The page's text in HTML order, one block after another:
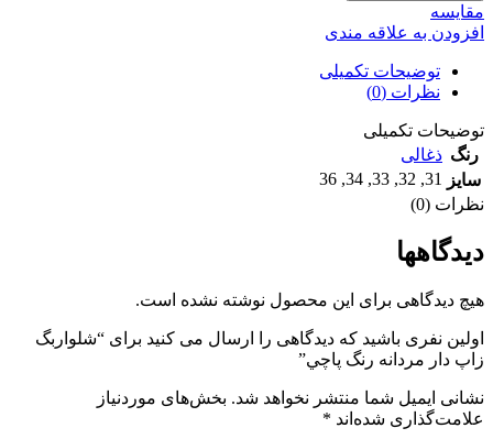
مقايسه
افزودن به علاقه مندی
توضیحات تکمیلی
نظرات (0)
توضیحات تکمیلی
رنگ ذغالی
سایز
31
,
32
,
33
,
34
,
36
نظرات (0)
دیدگاهها
هیچ دیدگاهی برای این محصول نوشته نشده است.
اولین نفری باشید که دیدگاهی را ارسال می کنید برای “شلواربگ
زاپ دار مردانه رنگ پاچي”
نشانی ایمیل شما منتشر نخواهد شد. بخش‌های موردنیاز
علامت‌گذاری شده‌اند *